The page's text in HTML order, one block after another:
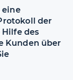
eine
der
des
Kunden über